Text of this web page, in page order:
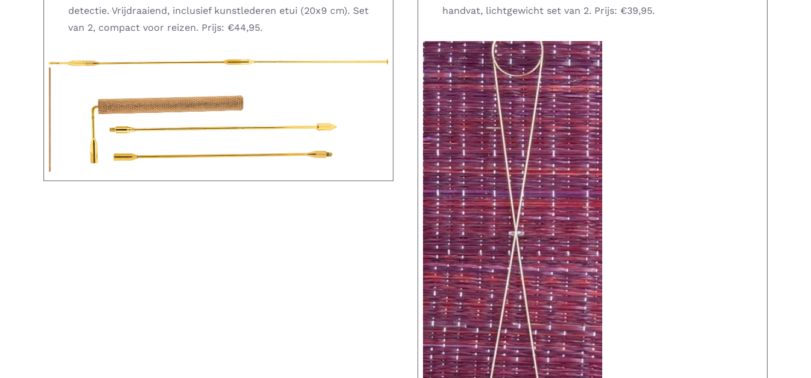
detectie. Vrijdraaiend, inclusief kunstlederen etui (20x9 cm). Set
van 2, compact voor reizen. Prijs: €44,95.
handvat, lichtgewicht set van 2. Prijs: €39,95.